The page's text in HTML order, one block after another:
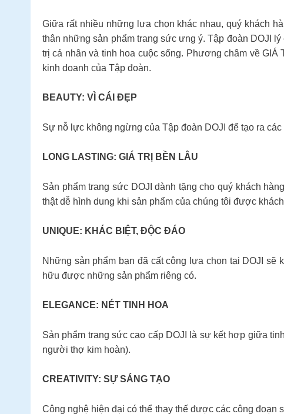
Giữa rất nhiều những lựa chọn khác nhau, quý khách
thân những sản phẩm trang sức ưng ý. Tập đoàn DOJI
trị cá nhân và tinh hoa cuộc sống. Phương châm về
kinh doanh của Tập đoàn.
BEAUTY: VÌ CÁI ĐẸP
Sự nỗ lực không ngừng của Tập đoàn DOJI để tạo ra
LONG LASTING: GIÁ TRỊ BỀN LÂU
Sản phẩm trang sức DOJI dành tặng cho quý khách
thật dễ hình dung khi sản phẩm của chúng tôi được
UNIQUE: KHÁC BIỆT, ĐỘC ĐÁO
Những sản phẩm bạn đã cất công lựa chọn tại DOJI
hữu được những sản phẩm riêng có.
ELEGANCE: NÉT TINH HOA
Sản phẩm trang sức cao cấp DOJI là sự kết hợp giữa
người thợ kim hoàn).
CREATIVITY: SỰ SÁNG TẠO
Công nghệ hiện đại có thể thay thế được các công đoạn